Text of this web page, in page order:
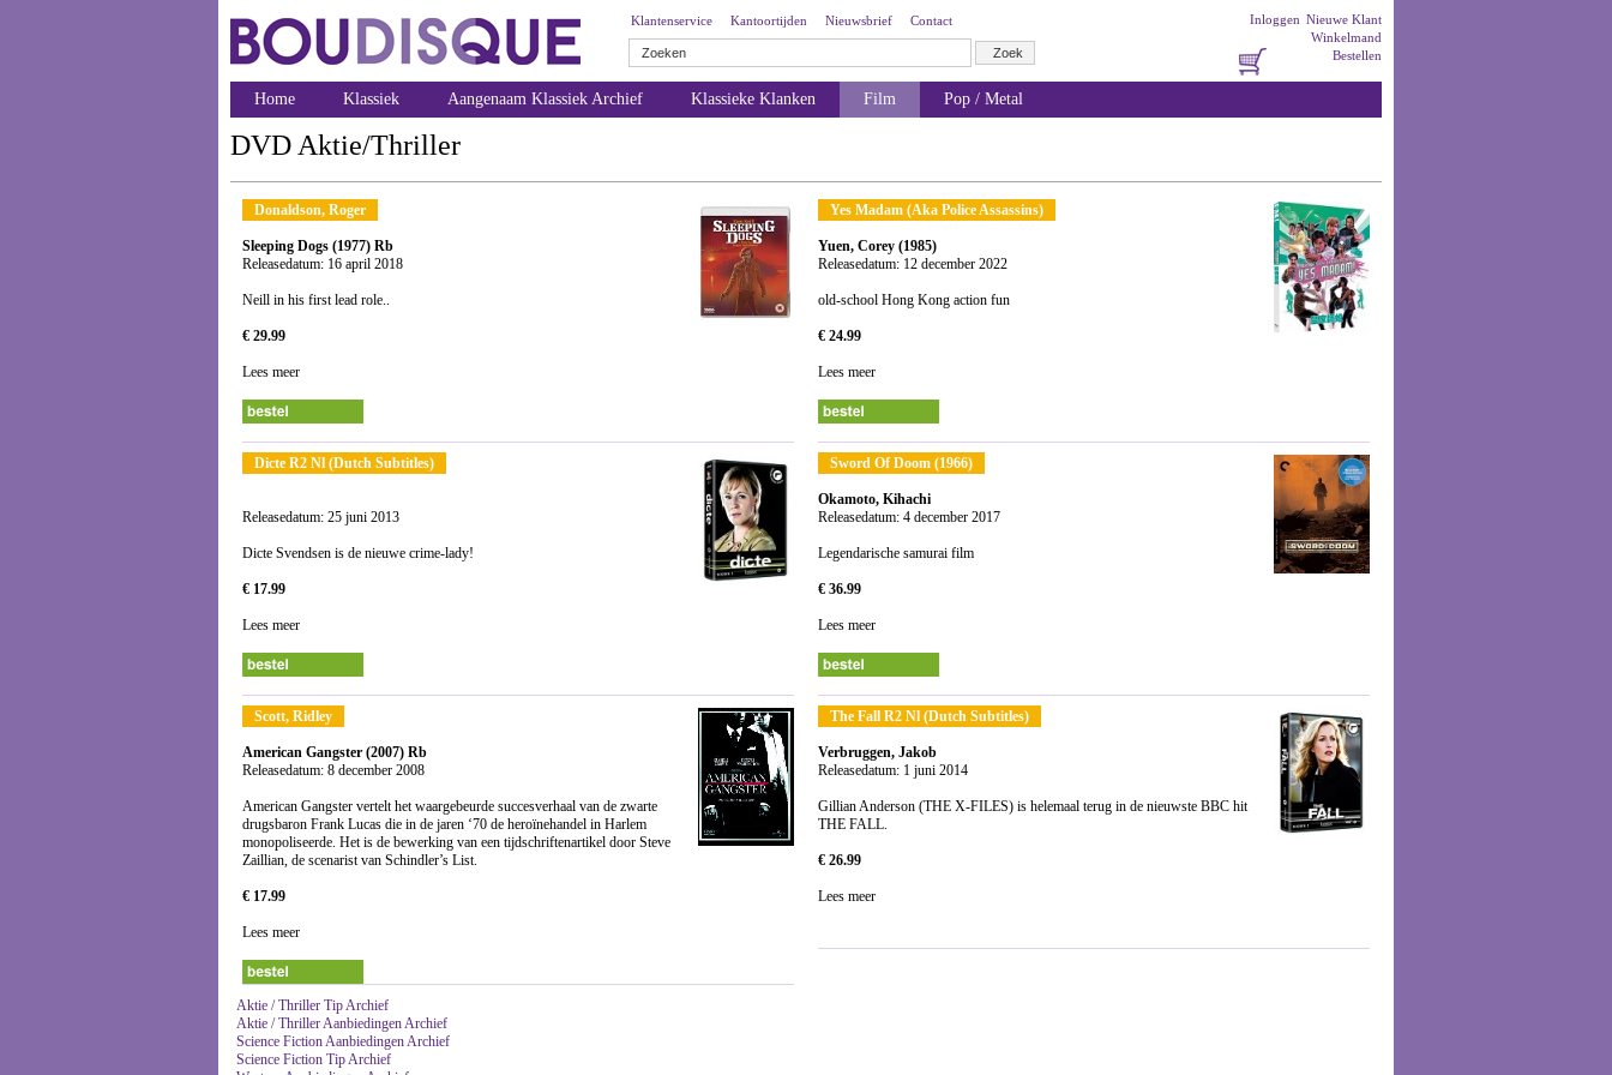
Klantenservice Kantoortijden Nieuwsbrief Contact Nieuwe Klant
Inloggen
Winkelmand
Bestellen
Home Klassiek Aangenaam Klassiek Archief Klassieke Klanken Film Pop / Metal
DVD Aktie/Thriller
Donaldson, Roger
Sleeping Dogs (1977) Rb
Releasedatum: 16 april 2018
Neill in his first lead role..
€ 29.99
Lees meer
Dicte R2 Nl (Dutch Subtitles)
Releasedatum: 25 juni 2013
Dicte Svendsen is de nieuwe crime-lady!
€ 17.99
Lees meer
Scott, Ridley
American Gangster (2007) Rb
Releasedatum: 8 december 2008
American Gangster vertelt het waargebeurde succesverhaal van de zwarte
drugsbaron Frank Lucas die in de jaren ‘70 de heroïnehandel in Harlem
monopoliseerde. Het is de bewerking van een tijdschriftenartikel door Steve
Zaillian, de scenarist van Schindler’s List.
€ 17.99
Lees meer
Aktie / Thriller Tip Archief
Aktie / Thriller Aanbiedingen Archief
Science Fiction Aanbiedingen Archief
Science Fiction Tip Archief
Yes Madam (Aka Police Assassins)
Yuen, Corey (1985)
Releasedatum: 12 december 2022
old-school Hong Kong action fun
€ 24.99
Lees meer
Sword Of Doom (1966)
Okamoto, Kihachi
Releasedatum: 4 december 2017
Legendarische samurai film
€ 36.99
Lees meer
The Fall R2 Nl (Dutch Subtitles)
Verbruggen, Jakob
Releasedatum: 1 juni 2014
Gillian Anderson (THE X-FILES) is helemaal terug in de nieuwste BBC hit
THE FALL.
€ 26.99
Lees meer